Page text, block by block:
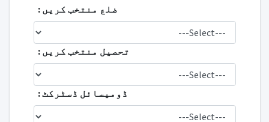
ضلع منتخب کریں :
تحصیل منتخب کریں :
ڈومیسائل ڈسٹرکٹ :